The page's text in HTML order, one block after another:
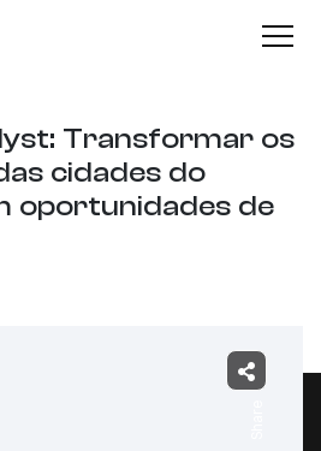
Transformar os
cidades do
oportunidades de